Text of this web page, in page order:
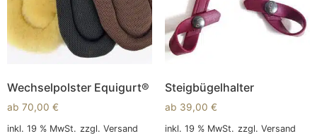
Wechselpolster Equigurt®
ab 70,00 €
inkl. 19 % MwSt. zzgl. Versand
Steigbügelhalter
ab 39,00 €
inkl. 19 % MwSt. zzgl. Versand